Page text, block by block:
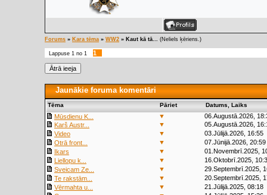
Forums » Kara tēma » WW2 » Kaut kā tā... (Neliels ķēriens.)
Lappuse 1 no 1 1
Jaunākie foruma komentāri
Tēma Pāriet Datums, Laiks
Mūsdienu K... ▼
06.Augustā.2026,
Karš Austr...
▼
05.Augustā.2026,
Video
▼
03.Jūlijā.2026, 16:55
Otrā front...
▼
07.Jūnijā.2026, 20:59
Ikars
▼
01.Novembrī.2025,
Liellopu k...
▼
16.Oktobrī.2025,
Sveicam Ze...
▼
29.Septembrī.2025,
Te rakstām...
▼
20.Septembrī.2025,
Vērmahta u...
▼
21.Jūlijā.2025, 08:18